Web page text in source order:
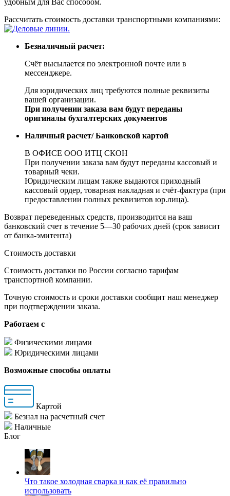
удобным для Вас способом.
Рассчитать стоимость доставки транспортными компаниями:
Безналичный расчет:
Счёт высылается по электронной почте или в
мессенджере.
Для юридических лиц требуются полные реквизиты
вашей организации.
При получении заказа вам будут переданы
оригиналы бухгалтерских документов
Наличный расчет/ Банковской картой
В ОФИСЕ ООО ИТЦ СКОН
При получении заказа вам будут переданы кассовый и
товарный чеки.
Юридическим лицам также выдаются приходный
кассовый ордер, товарная накладная и счёт-фактура (при
предоставлении полных реквизитов юр.лица).
Возврат переведенных средств, производится на ваш
банковский счет в течение 5—30 рабочих дней (срок зависит
от банка-эмитента)
Стоимость доставки
Стоимость доставки по России согласно тарифам
транспортной компании.
Точную стоимость и сроки доставки сообщит наш менеджер
при подтверждении заказа.
Работаем с
Физическими лицами
Юридическими лицами
Возможные способы оплаты
Картой
Безнал на расчетный счет
Наличные
Блог
Что такое холодная сварка и как её правильно
использовать